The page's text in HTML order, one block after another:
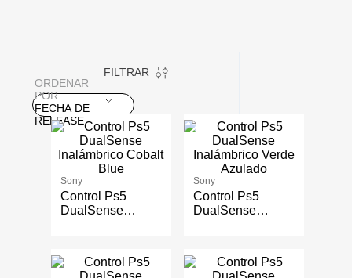
FILTRAR
ORDENAR
POR
FECHA DE
RELEASE
Sony
Control Ps5
DualSense
Sony
Control Ps5
DualSense